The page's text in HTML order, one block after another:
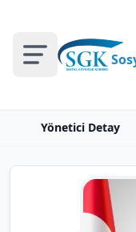
Yönetici Detay